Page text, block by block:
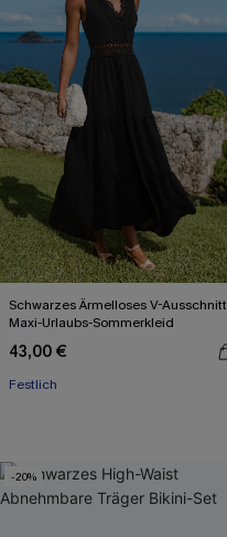
Schwarzes Ärmelloses V-Ausschnitt
Maxi-Urlaubs-Sommerkleid
43,00 €
Festlich
-20%